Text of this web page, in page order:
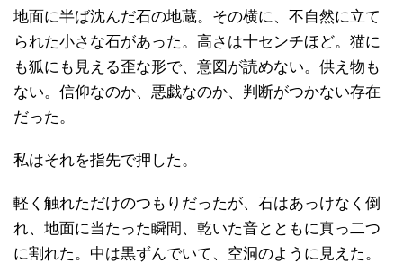
地面に半ば沈んだ石の地蔵。その横に、不自然に立て
られた小さな石があった。高さは十センチほど。猫に
も狐にも見える歪な形で、意図が読めない。供え物も
ない。信仰なのか、悪戯なのか、判断がつかない存在
だった。
私はそれを指先で押した。
軽く触れただけのつもりだったが、石はあっけなく倒
れ、地面に当たった瞬間、乾いた音とともに真っ二つ
に割れた。中は黒ずんでいて、空洞のように見えた。